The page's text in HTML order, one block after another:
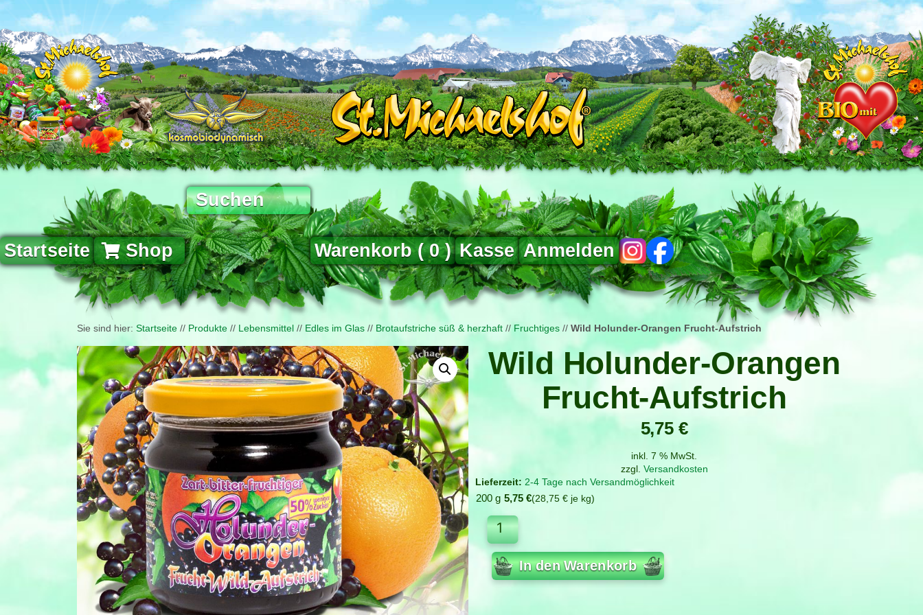
Startseite Shop Warenkorb (0) Kasse
ig fb
Anmelden
Sie sind hier: Startseite // Produkte // Lebensmittel // Edles im Glas // Brot­aufstriche süß & herzhaft // Fruchtiges // Wild Holunder-Orangen Frucht-Aufstrich
Wild Holunder-Orangen
Frucht-Aufstrich
5,75 €
inkl. 7 % MwSt.
zzgl. Versandkosten
2-4 Tage nach Versandmöglichkeit
200 g 5,75 € 28,75 €je kg
In den Warenkorb